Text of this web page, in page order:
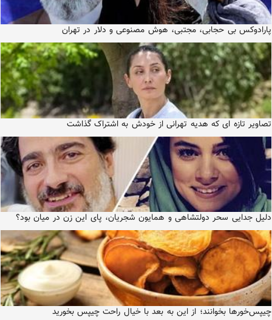
پارادوکس بی حجابی، مجتبی، هوش مصنوعی و دلار در تهران
تصاویر تازه ای که هدیه تهرانی از خودش به اشتراک گذاشت
دلیل جدایی سحر دولتشاهی و همایون شجریان، پای این زن در میان بود؟
چیپس‌خورها بخوانند؛ از این به بعد با خیال راحت چیپس بخورید